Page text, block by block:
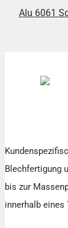
Alu 6061
Blechfertigung
bis zur
innerhalb eines